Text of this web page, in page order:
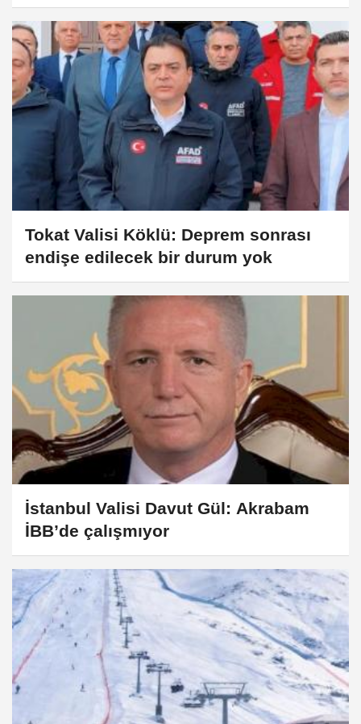
Tokat Valisi Köklü: Deprem sonrası
endişe edilecek bir durum yok
İstanbul Valisi Davut Gül: Akrabam
İBB’de çalışmıyor